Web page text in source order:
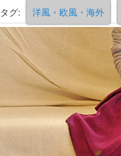
グ: 洋風・欧風・海外